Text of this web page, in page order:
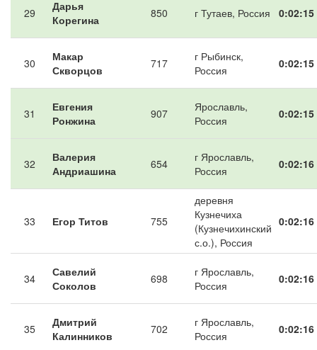
29
Дарья
Корегина
850 г Тутаев, Россия 0:02:15
30
Макар
Скворцов
717
г Рыбинск,
Россия
0:02:15
31
Евгения
Ронжина
907
Ярославль,
Россия
0:02:15
32
Валерия
Андриашина
654
г Ярославль,
Россия
0:02:16
33 Егор Титов 755
деревня
Кузнечиха
(Кузнечихинский
с.о.), Россия
0:02:16
34
Савелий
Соколов
698
г Ярославль,
Россия
0:02:16
35
Дмитрий
Калинников
702
г Ярославль,
Россия
0:02:16